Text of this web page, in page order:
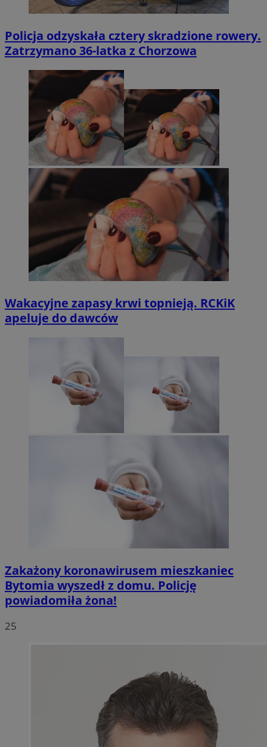
Policja odzyskała cztery skradzione rowery.
Zatrzymano 36-latka z Chorzowa
Wakacyjne zapasy krwi topnieją. RCKiK
apeluje do dawców
Zakażony koronawirusem mieszkaniec
Bytomia wyszedł z domu. Policję
powiadomiła żona!
25